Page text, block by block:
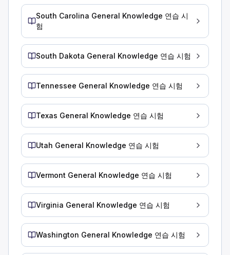
고속도로에서 일반적인 속도로 운전할 때, 차량 앞쪽으로 약
큰 도로에서 빠르게 운전할 때는 약 1/4마일 앞을 내다보도록
차량이 정지해 있을 때 어떤 브레이크 시스템을 점검해야 합니
서비스 브레이크.
유압 브레이크.
주차 브레이크.
차량이 정지해 있을 때 핸들이 단단하고 너무 많이 움직이지
브레이크 작동 및 효과에 대한 설명 중 옳은 것을 고르십시오.
브레이크는 젖었거나 얼음이 묻었을 때 가장 잘 작동합니다.
차량 속도가 빨라질수록 브레이크를 멈추는 데 필요한 힘이 줄
차량이 무겁거나 빠르게 움직일수록 브레이크가 흡수해야 하
차량이 무겁거나 빠르게 움직일 때 브레이크는 차량을 정지시
더운 날씨가 주행 중 타이어에 미치는 영향에 대한 설명 중 옳
겨울용 타이어를 사용하면 더운 날씨에도 접지력이 향상됩니다.
천천히 운전하면 더운 날씨에도 타이어가 과열되는 것을 방지
매우 더운 날씨에 운전할 때는 2시간마다 또는 100마일마다
날씨가 매우 더울 때는 2시간 또는 100마일마다 타이어를 점
South Carolina General Knowledge 연습 시
험
South Dakota General Knowledge 연습 시험
Tennessee General Knowledge 연습 시험
Texas General Knowledge 연습 시험
Utah General Knowledge 연습 시험
Vermont General Knowledge 연습 시험
Virginia General Knowledge 연습 시험
Washington General Knowledge 연습 시험